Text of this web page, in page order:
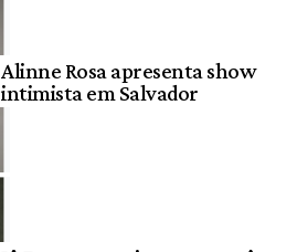
Alinne Rosa apresenta show
intimista em Salvador